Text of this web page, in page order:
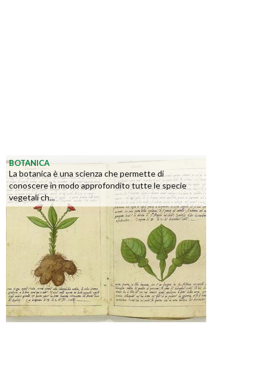
BOTANICA
La botanica è una scienza che permette di
conoscere in modo approfondito tutte le specie
vegetali ch...